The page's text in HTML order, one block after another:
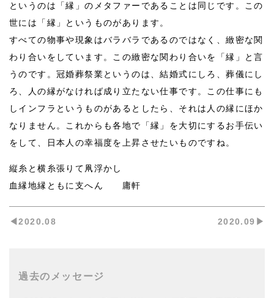
というのは「縁」のメタファーであることは同じです。この
世には「縁」というものがあります。
すべての物事や現象はバラバラであるのではなく、緻密な関
わり合いをしています。この緻密な関わり合いを「縁」と言
うのです。冠婚葬祭業というのは、結婚式にしろ、葬儀にし
ろ、人の縁がなければ成り立たない仕事です。この仕事にも
しインフラというものがあるとしたら、それは人の縁にほか
なりません。これからも各地で「縁」を大切にするお手伝い
をして、日本人の幸福度を上昇させたいものですね。
縦糸と横糸張りて凧浮かし
血縁地縁ともに支へん 庸軒
◀︎2020.08 2020.09▶︎
過去のメッセージ